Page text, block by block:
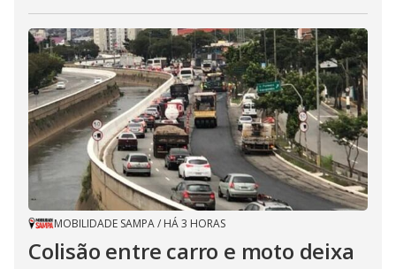
MOBILIDADE SAMPA/ HÁ 3 HORAS
Colisão entre carro e moto deixa